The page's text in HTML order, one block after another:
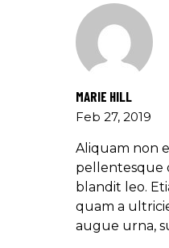
MARIE HILL
Feb 27, 2019
Aliquam non
pellentesque
blandit leo.
quam a
augue urna,